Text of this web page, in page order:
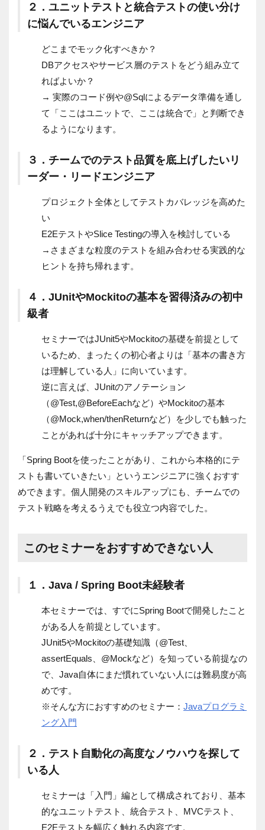
２．ユニットテストと統合テストの使い分け
に悩んでいるエンジニア
どこまでモック化すべきか？
DBアクセスやサービス層のテストをどう組み立て
ればよいか？
→ 実際のコード例や@Sqlによるデータ準備を通し
て「ここはユニットで、ここは統合で」と判断でき
るようになります。
３．チームでのテスト品質を底上げしたいリ
ーダー・リードエンジニア
プロジェクト全体としてテストカバレッジを高めた
い
E2EテストやSlice Testingの導入を検討している
→さまざまな粒度のテストを組み合わせる実践的な
ヒントを持ち帰れます。
４．JUnitやMockitoの基本を習得済みの初中
級者
セミナーではJUnit5やMockitoの基礎を前提として
いるため、まったくの初心者よりは「基本の書き方
は理解している人」に向いています。
逆に言えば、JUnitのアノテーション
（@Test,@BeforeEachなど）やMockitoの基本
（@Mock,when/thenReturnなど）を少しでも触った
ことがあれば十分にキャッチアップできます。
「Spring Bootを使ったことがあり、これから本格的にテ
ストも書いていきたい」というエンジニアに強くおすす
めできます。個人開発のスキルアップにも、チームでの
テスト戦略を考えるうえでも役立つ内容でした。
このセミナーをおすすめできない人
１．Java / Spring Boot未経験者
本セミナーでは、すでにSpring Bootで開発したこと
がある人を前提としています。
JUnit5やMockitoの基礎知識（@Test、
assertEquals、@Mockなど）を知っている前提なの
で、Java自体にまだ慣れていない人には難易度が高
めです。
※そんな方におすすめのセミナー： Javaプログラミ
ング入門
２．テスト自動化の高度なノウハウを探して
いる人
セミナーは「入門」編として構成されており、基本
的なユニットテスト、統合テスト、MVCテスト、
E2Eテストを幅広く触れる内容です。